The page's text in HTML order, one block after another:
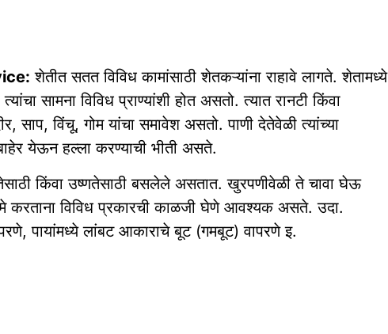
शेतीत सतत विविध कामांसाठी शेतकऱ्यांना राहावे लागते. शेतामध्ये
सामना विविध प्राण्यांशी होत असतो. त्यात रानटी किंवा
साप, विंचू, गोम यांचा समावेश असतो. पाणी देतेवेळी त्यांच्या
येऊन हल्ला करण्याची भीती असते.
किंवा उष्णतेसाठी बसलेले असतात. खुरपणीवेळी ते चावा घेऊ
करताना विविध प्रकारची काळजी घेणे आवश्यक असते. उदा.
पायांमध्ये लांबट आकाराचे बूट (गमबूट) वापरणे इ.